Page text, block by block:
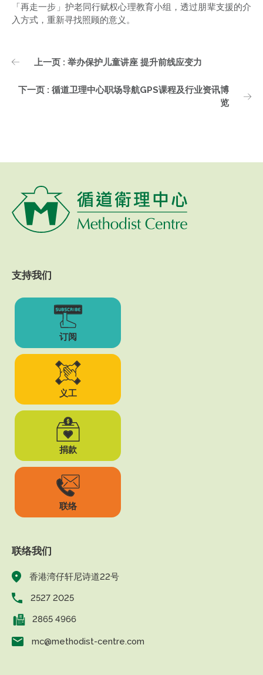
「再走一步」护老同行赋权心理教育小组，透过朋辈支援的介
入方式，重新寻找照顾的意义。
上一页 : 举办保护儿童讲座 提升前线应变力
下一页 : 循道卫理中心职场导航GPS课程及行业资讯博
览
支持我们
订阅
义工
捐款
联络
联络我们
香港湾仔轩尼诗道22号
2527 2025
2865 4966
mc@methodist-centre.com